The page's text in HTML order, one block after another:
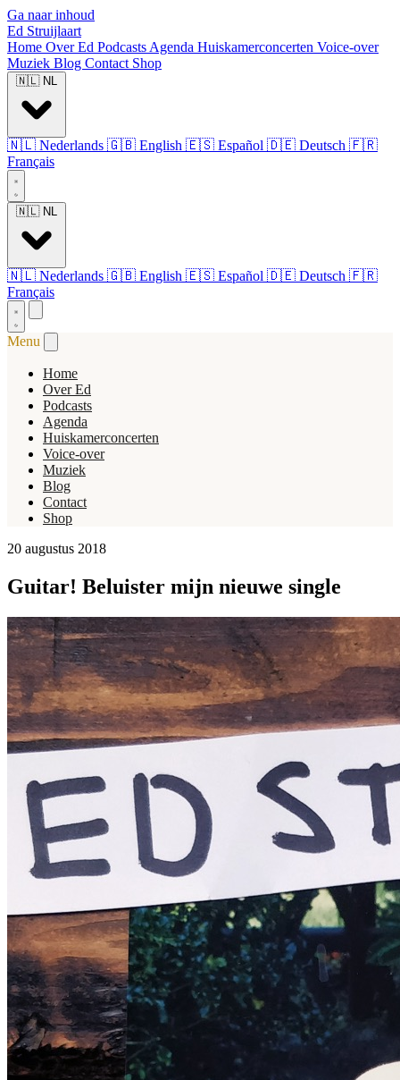
Ga naar inhoud
Ed Struijlaart
Home Over Ed Podcasts Agenda Huiskamerconcerten Voice-over
Muziek Blog Contact Shop
🇳🇱 NL
🇳🇱 Nederlands 🇬🇧 English 🇪🇸 Español 🇩🇪 Deutsch 🇫🇷
Français
🇳🇱 NL
🇳🇱 Nederlands 🇬🇧 English 🇪🇸 Español 🇩🇪 Deutsch 🇫🇷
Français
Menu
Home
Over Ed
Podcasts
Agenda
Huiskamerconcerten
Voice-over
Muziek
Blog
Contact
Shop
20 augustus 2018
Guitar! Beluister mijn nieuwe single